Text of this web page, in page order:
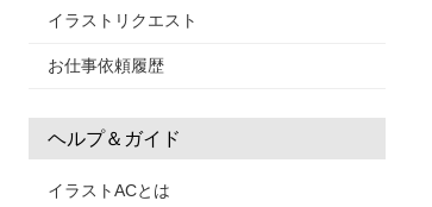
イラストリクエスト
お仕事依頼履歴
ヘルプ＆ガイド
イラストACとは